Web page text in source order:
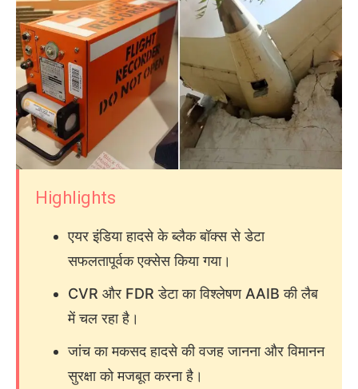
Highlights
एयर इंडिया हादसे के ब्लैक बॉक्स से डेटा
सफलतापूर्वक एक्सेस किया गया।
CVR और FDR डेटा का विश्लेषण AAIB की लैब
में चल रहा है।
जांच का मकसद हादसे की वजह जानना और विमानन
सुरक्षा को मजबूत करना है।